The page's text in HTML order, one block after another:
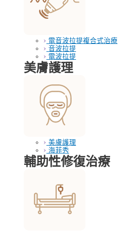
電音波拉提複合式治療
音波拉提
電波拉提
美膚護理
美膚護理
海菲秀
輔助性修復治療